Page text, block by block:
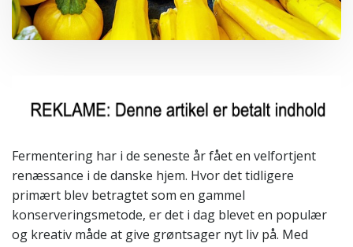
Fermentering har i de seneste år fået en velfortjent
renæssance i de danske hjem. Hvor det tidligere
primært blev betragtet som en gammel
konserveringsmetode, er det i dag blevet en populær
og kreativ måde at give grøntsager nyt liv på. Med